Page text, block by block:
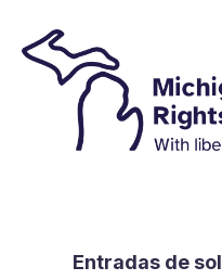
Entradas de sol